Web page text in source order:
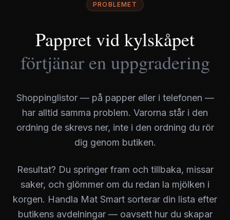
PROBLEMET
Pappret vid kylskåpet
förtjänar en uppgradering
Shoppinglistor — på papper eller i telefonen —
har alltid samma problem. Varorna står i den
ordning de skrevs ner, inte i den ordning du rör
dig genom butiken.
Resultat? Du springer fram och tillbaka, missar
saker, och glömmer om du redan la mjölken i
korgen. Handla Mat Smart sorterar din lista efter
butikens avdelningar — oavsett hur du skapar